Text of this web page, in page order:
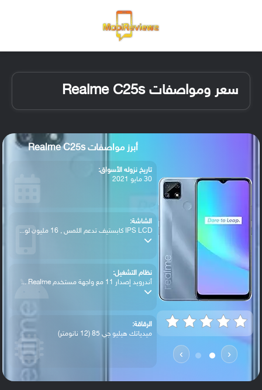
سعر ومواصفات Realme C25s
‹
›
أبرز مواصفات Realme C25s
تاريخ نزوله الأسواق:
30 مايو 2021
الشاشة:
IPS LCD كابستيف تدعم اللمس , 16 مليون لو...
نظام التشغيل:
أندرويد إصدار 11 مع واجهة مستخدم Realme ...
الرقاقة:
ميدياتك هيليو جي 85 (12 نانومتر)
الرام / التخزين: